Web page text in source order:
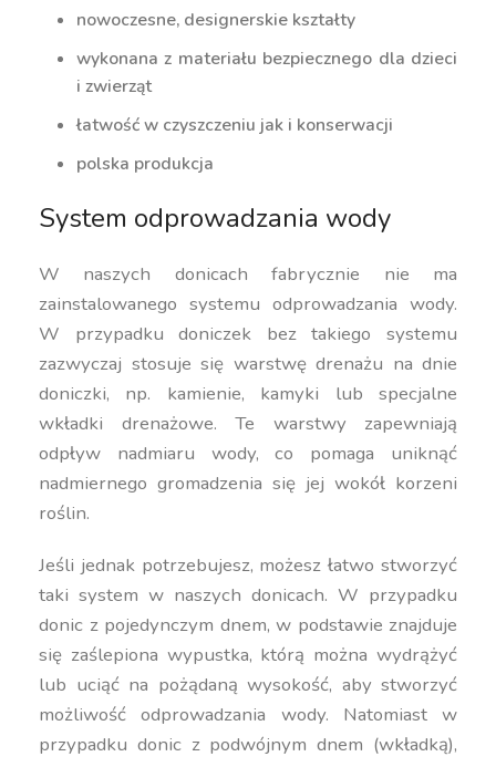
nowoczesne, designerskie kształty
wykonana z materiału bezpiecznego dla dzieci
i zwierząt
łatwość w czyszczeniu jak i konserwacji
polska produkcja
System odprowadzania wody
W naszych donicach fabrycznie nie ma
zainstalowanego systemu odprowadzania wody.
W przypadku doniczek bez takiego systemu
zazwyczaj stosuje się warstwę drenażu na dnie
doniczki, np. kamienie, kamyki lub specjalne
wkładki drenażowe. Te warstwy zapewniają
odpływ nadmiaru wody, co pomaga uniknąć
nadmiernego gromadzenia się jej wokół korzeni
roślin.
Jeśli jednak potrzebujesz, możesz łatwo stworzyć
taki system w naszych donicach. W przypadku
donic z pojedynczym dnem, w podstawie znajduje
się zaślepiona wypustka, którą można wydrążyć
lub uciąć na pożądaną wysokość, aby stworzyć
możliwość odprowadzania wody. Natomiast w
przypadku donic z podwójnym dnem (wkładką),